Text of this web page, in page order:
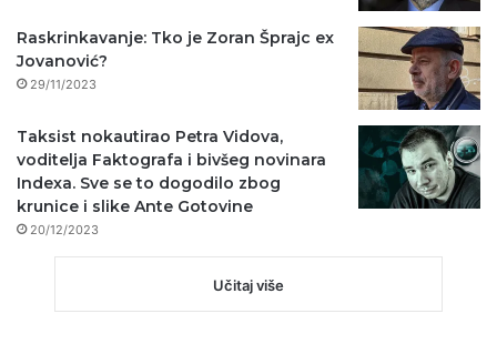
Raskrinkavanje: Tko je Zoran Šprajc ex
Jovanović?
29/11/2023
Taksist nokautirao Petra Vidova,
voditelja Faktografa i bivšeg novinara
Indexa. Sve se to dogodilo zbog
krunice i slike Ante Gotovine
20/12/2023
Učitaj više